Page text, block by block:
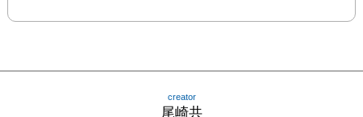
creator
尾崎共